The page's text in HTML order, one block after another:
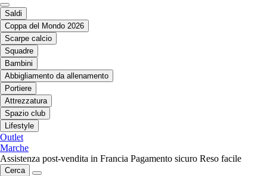
Saldi
Coppa del Mondo 2026
Scarpe calcio
Squadre
Bambini
Abbigliamento da allenamento
Portiere
Attrezzatura
Spazio club
Lifestyle
Outlet
Marche
Assistenza post-vendita in Francia Pagamento sicuro Reso facile
Cerca